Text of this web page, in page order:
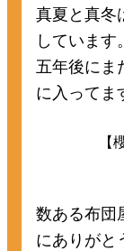
真夏と真冬
しています。
五年後にま
に入ってま
数ある布団
にありがと